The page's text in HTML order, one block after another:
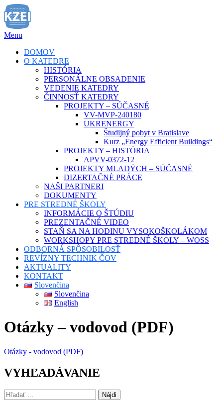
Prejsť
na
obsah
Menu
DOMOV
O KATEDRE
HISTÓRIA
PERSONÁLNE OBSADENIE
VEDENIE KATEDRY
ČINNOSŤ KATEDRY
PROJEKTY – SÚČASNÉ
VV-MVP-240180
UKRENERGY
Študijný pobyt v Bratislave
Kurz „Energy Efficient Buildings“
PROJEKTY – HISTÓRIA
APVV-0372-12
PROJEKTY MLADÝCH – SÚČASNÉ
DIZERTAČNÉ PRÁCE
NAŠI PARTNERI
DOKUMENTY
PRE STREDNÉ ŠKOLY
INFORMÁCIE O ŠTÚDIU
PREZENTAČNÉ VIDEO
STAŇ SA NA HODINU VYSOKOŠKOLÁKOM
WORKSHOPY PRE STREDNÉ ŠKOLY – WOSS
ODBORNÁ SPÔSOBILOSŤ
REVÍZNY TECHNIK ČOV
AKTUALITY
KONTAKT
Slovenčina
Slovenčina
English
Otázky – vodovod (PDF)
Otázky - vodovod (PDF)
VYHĽADÁVANIE
Hľadať: